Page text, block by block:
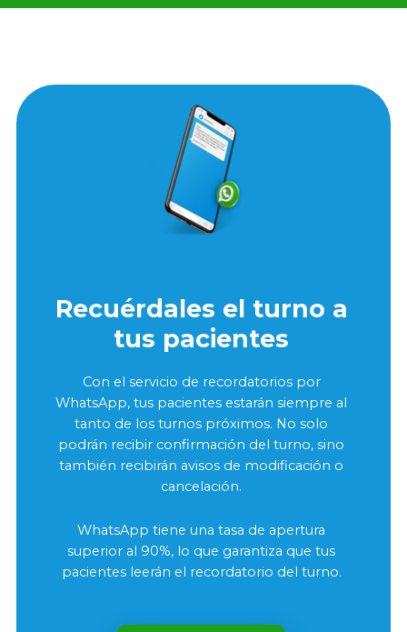
Recuérdales el turno a
tus pacientes
Con el servicio de recordatorios por
WhatsApp, tus pacientes estarán siempre al
tanto de los turnos próximos. No solo
podrán recibir confirmación del turno, sino
también recibirán avisos de modificación o
cancelación.
WhatsApp tiene una tasa de apertura
superior al 90%, lo que garantiza que tus
pacientes leerán el recordatorio del turno.